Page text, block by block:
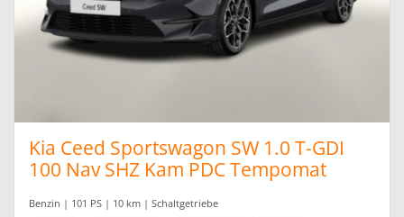
Kia Ceed Sportswagon SW 1.0 T-GDI
100 Nav SHZ Kam PDC Tempomat
Benzin | 101 PS | 10 km | Schaltgetriebe